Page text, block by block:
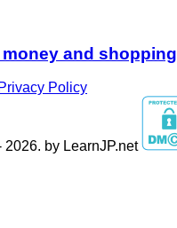
and shopping
Privacy Policy
by LearnJP.net